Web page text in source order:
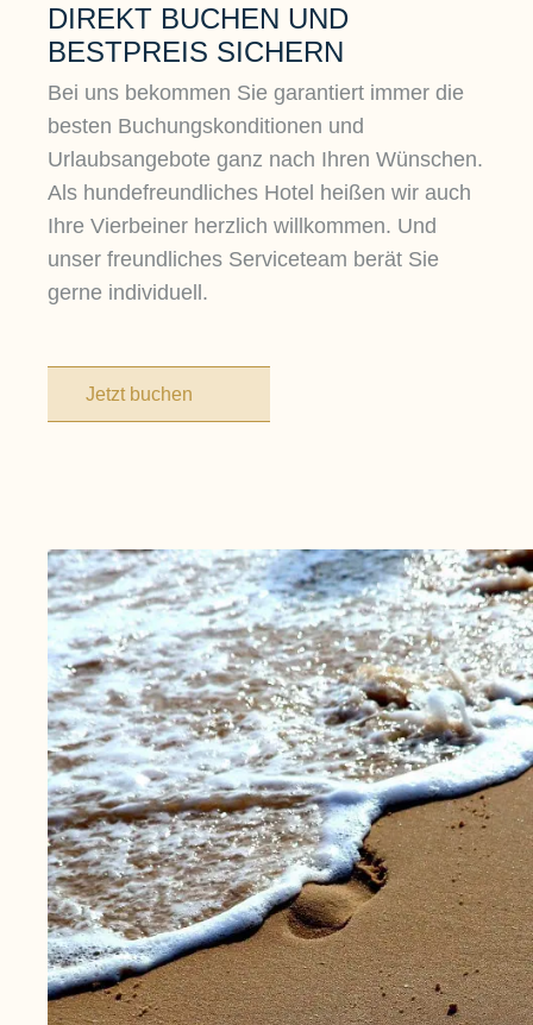
DIREKT BUCHEN UND
BESTPREIS SICHERN
Bei uns bekommen Sie garantiert immer die
besten Buchungskonditionen und
Urlaubsangebote ganz nach Ihren Wünschen.
Als hundefreundliches Hotel heißen wir auch
Ihre Vierbeiner herzlich willkommen. Und
unser freundliches Serviceteam berät Sie
gerne individuell.
Jetzt buchen